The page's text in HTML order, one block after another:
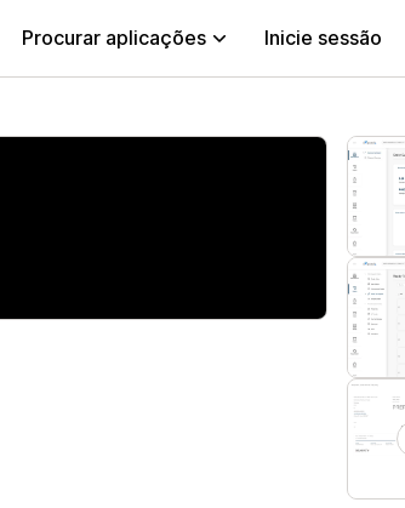
Procurar aplicações Inicie sessão